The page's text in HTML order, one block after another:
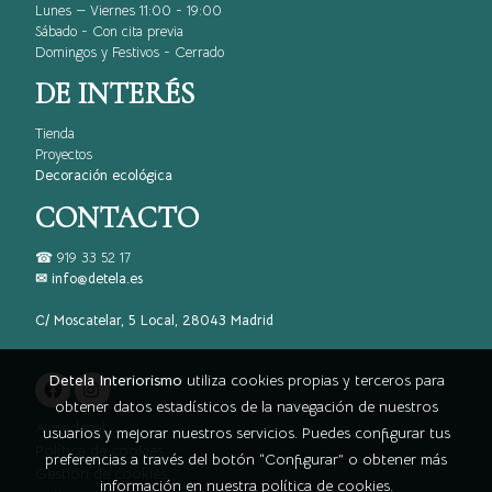
Lunes — Viernes 11:00 - 19:00
Sábado - Con cita previa
Domingos y Festivos - Cerrado
DE INTERÉS
Tienda
Proyectos
Decoración ecológica
CONTACTO
☎ 919 33 52 17
✉ info@detela.es
C/ Moscatelar, 5 Local, 28043 Madrid
Aviso legal
Política de cookies
Gestión de cookies
Detela Interiorismo utiliza cookies propias y terceros para
obtener datos estadísticos de la navegación de nuestros
usuarios y mejorar nuestros servicios. Puedes configurar tus
preferencias a través del botón “Configurar” o obtener más
información en nuestra política de cookies.